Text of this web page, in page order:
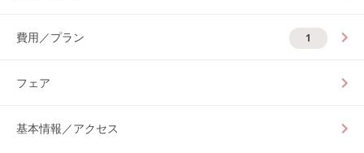
費用／プラン 1
フェア
基本情報／アクセス